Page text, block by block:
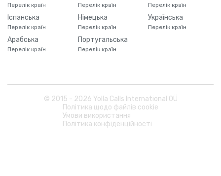
Перелік країн Перелік країн Перелік країн
Іспанська
Перелік країн
Німецька
Перелік країн
Українська
Перелік країн
Арабська
Перелік країн
Португальська
Перелік країн
© 2015 - 2026 Yolla Calls International OÜ
Політика щодо файлів cookie
Умови використання
Політика конфіденційності